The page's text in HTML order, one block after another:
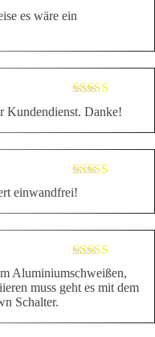
Bewertet
mit
es wäre ein
Bewertet mit
5von 5
Kundendienst. Danke!
Bewertet mit
5
einwandfrei!
Bewertet mit
5von 5
Aluminiumschweißen,
muss geht es mit dem
Schalter.